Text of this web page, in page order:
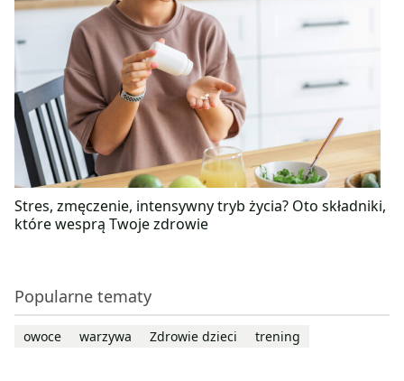
Stres, zmęczenie, intensywny tryb życia? Oto składniki,
które wesprą Twoje zdrowie
Popularne tematy
owoce warzywa Zdrowie dzieci trening